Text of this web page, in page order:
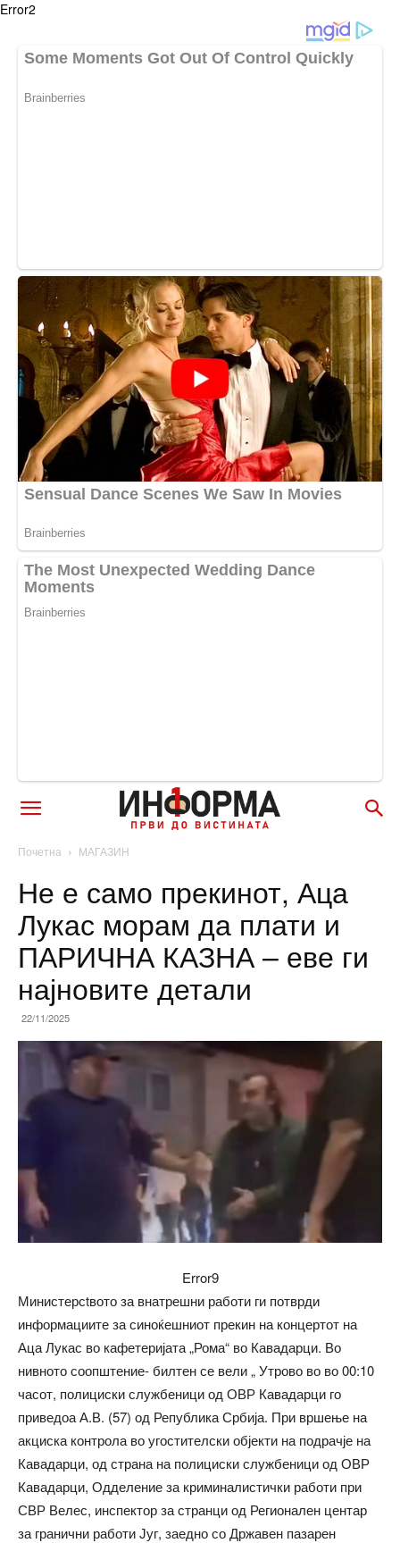
Error2
Почетна МАГАЗИН
Не е само прекинот, Аца
Лукас морам да плати и
ПАРИЧНА КАЗНА – еве ги
најновите детали
22/11/2025
Error9
Министерсtвото за внатрешни работи ги потврди
информациите за синоќешниот прекин на концертот на
Аца Лукас во кафетеријата „Рома“ во Кавадарци. Во
нивното соопштение- билтен се вели „ Утрово во во 00:10
часот, полициски службеници од ОВР Кавадарци го
приведоа А.В. (57) од Република Србија. При вршење на
акциска контрола во угостителски објекти на подрачје на
Кавадарци, од страна на полициски службеници од ОВР
Кавадарци, Одделение за криминалистички работи при
СВР Велес, инспектор за странци од Регионален центар
за гранични работи Југ, заедно со Државен пазарен